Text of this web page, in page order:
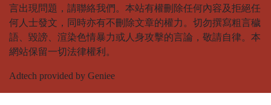
言出現問題，請聯絡我們。本站有權刪除任何內容及拒絕任
何人士發文，同時亦有不刪除文章的權力。切勿撰寫粗言穢
語、毀謗、渲染色情暴力或人身攻擊的言論，敬請自律。本
網站保留一切法律權利。
Adtech provided by Geniee